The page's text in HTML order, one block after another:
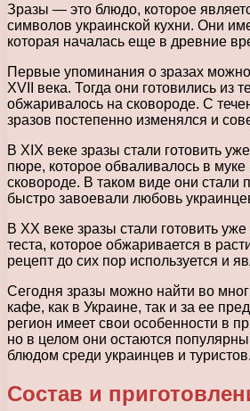
Зразы — это блюдо, которое
символов украинской кухни. Они
которая началась еще в древние
Первые упоминания о зразах
XVII века. Тогда они готовились из
обжаривалось на сковороде. С
зразов постепенно изменялся и
В XIX веке зразы стали готовить
пюре, которое обваливалось в
сковороде. В таком виде они стали
быстро завоевали любовь
В XX веке зразы стали готовить
теста, которое обжаривается в
рецепт до сих пор используется и
Сегодня зразы можно найти во
кафе, как в Украине, так и за ее
регион имеет свои особенности в
но в целом они остаются
блюдом среди украинцев и туристов.
Состав и